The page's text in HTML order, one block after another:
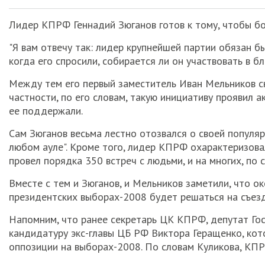
Лидер КПРФ Геннадий Зюганов готов к тому, чтобы
"Я вам отвечу так: лидер крупнейшей партии обязан
когда его спросили, собирается ли он участвовать в
Между тем его первый заместитель Иван Мельников
частности, по его словам, такую инициативу
ее поддержали.
Сам Зюганов весьма лестно отозвался о своей
любом ауле". Кроме того, лидер КПРФ
провел порядка 350 встреч с людьми, и на многих, по
Вместе с тем и Зюганов, и Мельников заметили, что
президентских выборах-2008 будет решаться на
Напомним, что ранее секретарь ЦК КПРФ, депутат
кандидатуру экс-главы ЦБ РФ Виктора Геращенко,
оппозиции на выборах-2008. По словам Куликова,